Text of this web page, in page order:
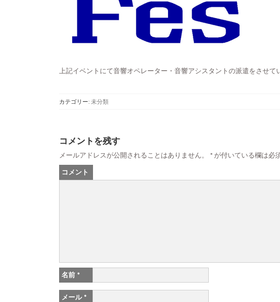
上記イベントにて音響オペレーター・音響アシスタントの派遣をさせて
カテゴリー: 未分類
コメントを残す
メールアドレスが公開されることはありません。 *が付いている欄は必
コメント
名前 *
メール *